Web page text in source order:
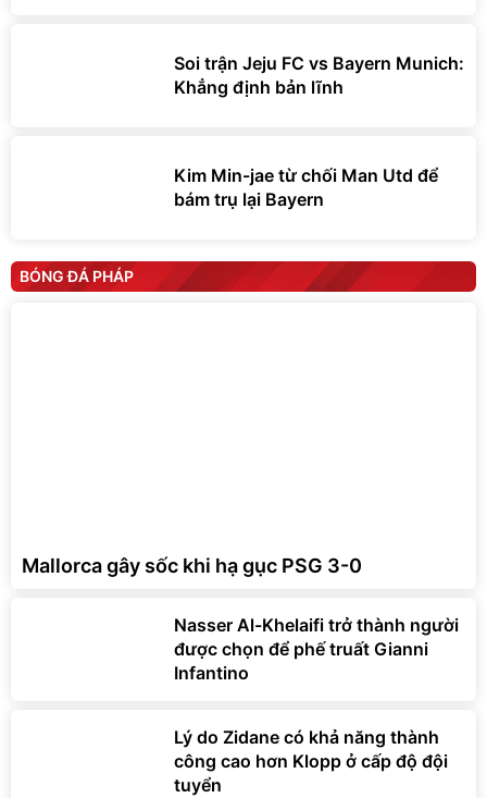
Soi trận Jeju FC vs Bayern Munich:
Khẳng định bản lĩnh
Kim Min-jae từ chối Man Utd để
bám trụ lại Bayern
BÓNG ĐÁ PHÁP
Mallorca gây sốc khi hạ gục PSG 3-0
Nasser Al-Khelaifi trở thành người
được chọn để phế truất Gianni
Infantino
Lý do Zidane có khả năng thành
công cao hơn Klopp ở cấp độ đội
tuyển